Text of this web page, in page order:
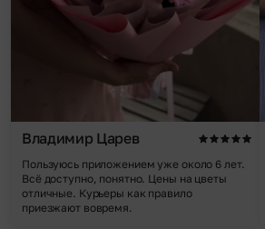
Владимир Царев
Пользуюсь приложением уже около 6 лет.
Всё доступно, понятно. Цены на цветы
отличные. Курьеры как правило
приезжают вовремя.